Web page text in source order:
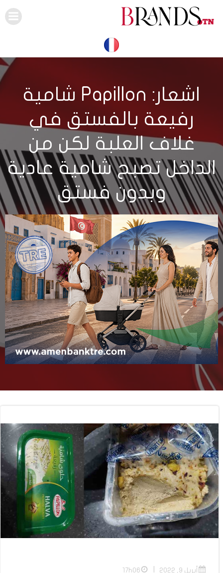
اشعار: Papillon شامية
رفيعة بالفستق في
غلاف العلبة لكن من
الداخل تصبح شامية عادية
وبدون فستق
أبريل 9, 2022 17h06